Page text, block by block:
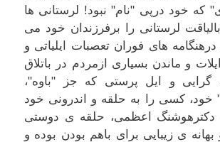
که خود درپی "نام" نبود! لرستانی ها
لرستانی را برفرزندان خود می
های فوران تعصبات ایلیاتی و
و ماندن بسیاری ازمردم در باتلاق
گرایی و ایل پرستی که جز "باوه"،
خود، کسی را به حلقه و اندرونی خود
دکترهوشنگ اعظمی، حلقه ی دوستی
بهانه ی زیبایی برای باهم بودن بوده و